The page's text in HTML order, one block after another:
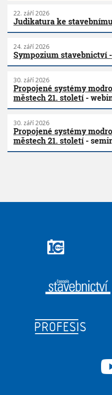
22. září 2026
Judikatura ke
24. září 2026
Sympozium stavebnictví
30. září 2026
Propojené systémy
městech 21. století-
30. září 2026
Propojené systémy
městech 21. století-